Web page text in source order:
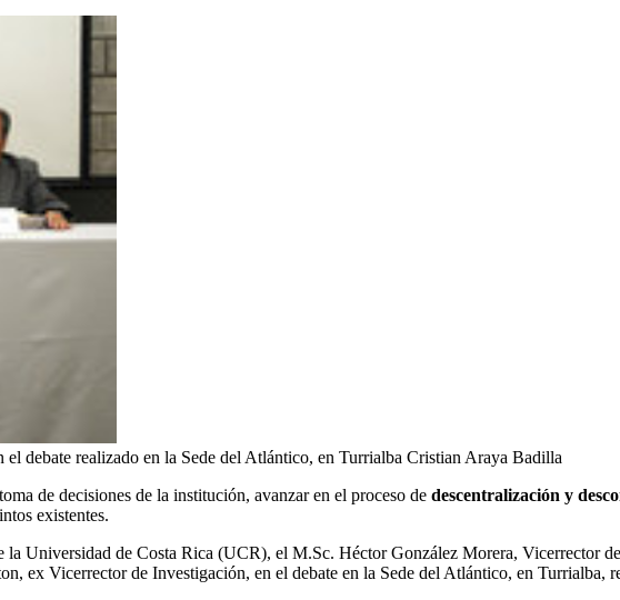
debate realizado en la Sede del Atlántico, en Turrialba Cristian Araya Badilla
de decisiones de la institución, avanzar en el proceso de descentralización y
existentes.
la Universidad de Costa Rica (UCR), el M.Sc. Héctor González Morera, Vicerrector
ex Vicerrector de Investigación, en el debate en la Sede del Atlántico, en Turrialba,